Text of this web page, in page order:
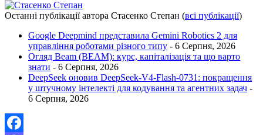
Останні публікації автора Стасенко Степан (всі публікації)
Google Deepmind представила Gemini Robotics 2 для
управління роботами різного типу - 6 Серпня, 2026
Огляд Beam (BEAM): курс, капіталізація та що варто
знати - 6 Серпня, 2026
DeepSeek оновив DeepSeek-V4-Flash-0731: покращення
у штучному інтелекті для кодування та агентних задач -
6 Серпня, 2026